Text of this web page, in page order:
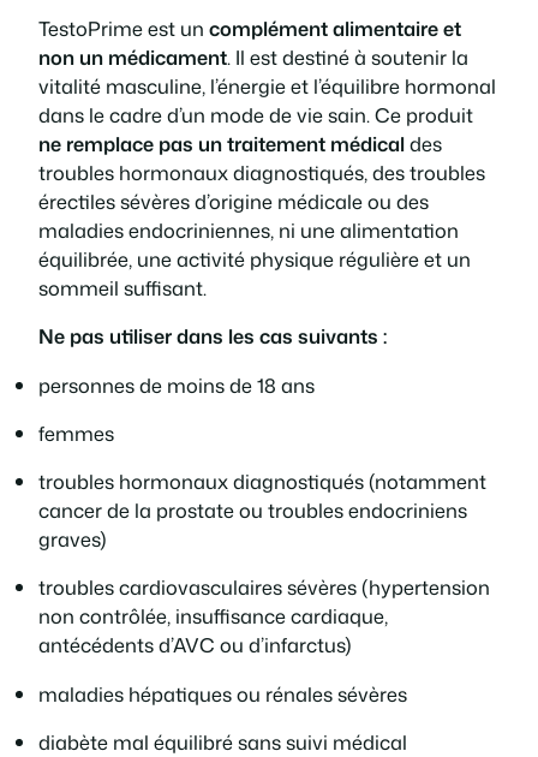
TestoPrime est un complément alimentaire et
non un médicament. Il est destiné à soutenir la
vitalité masculine, l’énergie et l’équilibre hormonal
dans le cadre d’un mode de vie sain. Ce produit
ne remplace pas un traitement médicaldes
troubles hormonaux diagnostiqués, des troubles
érectiles sévères d’origine médicale ou des
maladies endocriniennes, ni une alimentation
équilibrée, une activité physique régulière et un
sommeil suffisant.
Ne pas utiliser dans les cas suivants :
personnes de moins de 18 ans
femmes
troubles hormonaux diagnostiqués (notamment
cancer de la prostate ou troubles endocriniens
graves)
troubles cardiovasculaires sévères (hypertension
non contrôlée, insuffisance cardiaque,
antécédents d’AVC ou d’infarctus)
maladies hépatiques ou rénales sévères
diabète mal équilibré sans suivi médical